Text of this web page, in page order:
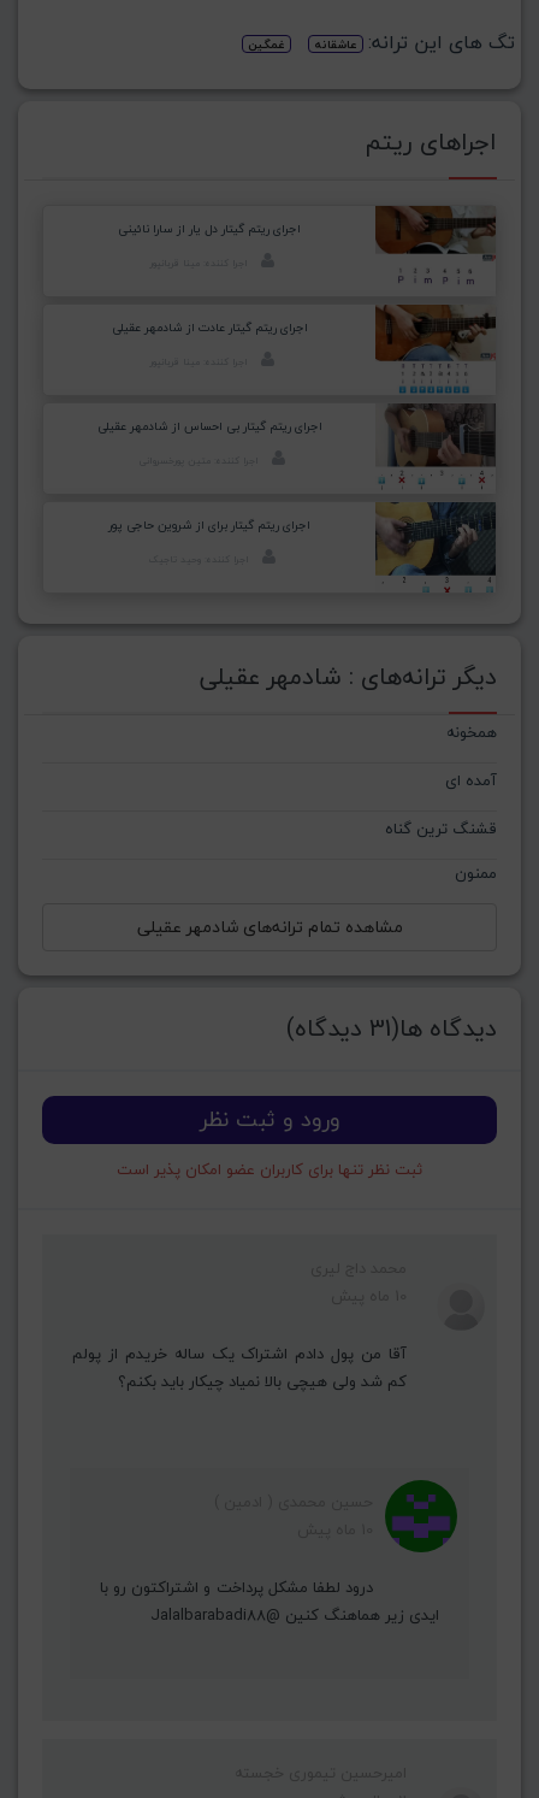
تگ های این ترانه: عاشقانه غمگین
اجراهای ریتم
اجرای ریتم گیتار دل یار از سارا نائینی
اجرای ریتم گیتار عادت از شادمهر عقیلی
اجرای ریتم گیتار بی احساس از شادمهر عقیلی
اجرای ریتم گیتار برای از شروین حاجی پور
دیگر ترانه‌های : شادمهر عقیلی
همخونه
آمده ای
قشنگ‌ ترین گناه
ممنون
مشاهده تمام ترانه‌های شادمهر عقیلی
دیدگاه ها(31 دیدگاه)
ورود و ثبت نظر
ثبت نظر تنها برای کاربران عضو امکان پذیر است
آقا من پول دادم اشتراک یک ساله خریدم از پولم
کم شد ولی هیچی بالا نمیاد چیکار باید بکنم؟
درود لطفا مشکل پرداخت و اشتراکتون رو با
ایدی زیر هماهنگ کنین @Jalalbarabadi88